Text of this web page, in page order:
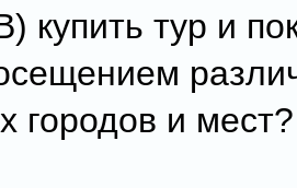
купить тур и
городов и мест?